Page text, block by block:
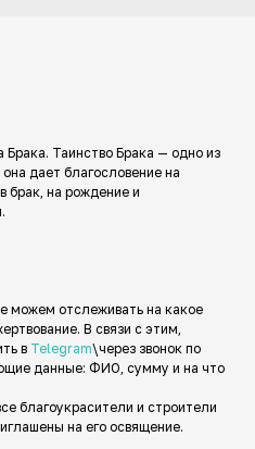
Таинство Брака — одно из
дает благословение на
брак, на рождение и
можем отслеживать на какое
В связи с этим,
в Telegram\через звонок по
данные: ФИО, сумму и на что
благоукрасители и строители
на его освящение.